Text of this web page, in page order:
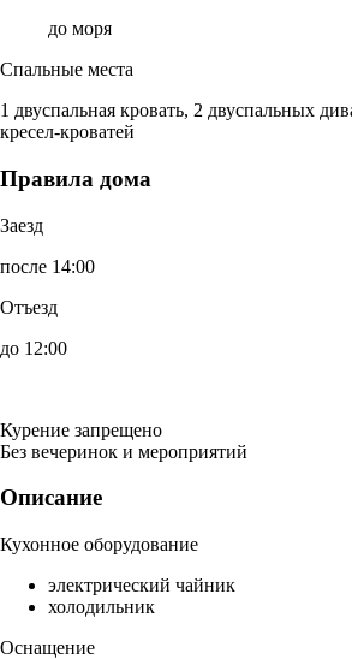
до моря
Спальные места
1 двуспальная кровать, 2 двуспальных
кресел-кроватей
Правила дома
Заезд
после 14:00
Отъезд
до 12:00
Курение запрещено
Без вечеринок и мероприятий
Описание
Кухонное оборудование
электрический чайник
холодильник
Оснащение